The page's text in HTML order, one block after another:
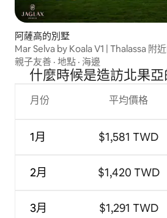
阿薩高的別墅
Mar Selva by Koala V1 | Thalassa 附
親子友善 · 地點 · 海邊
什麼時候是造訪北果
月份
1月
2月
3月
平均價格
$1,581 TWD
$1,420 TWD
$1,291 TWD